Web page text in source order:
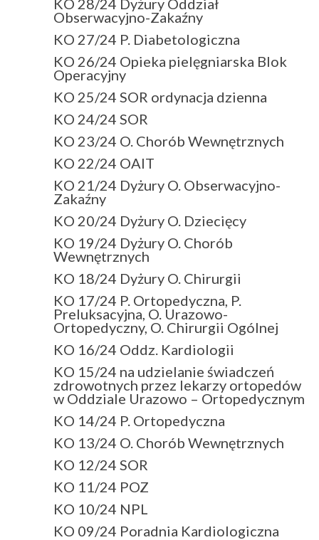
KO 28/24 Dyżury Oddział
Obserwacyjno-Zakaźny
KO 27/24 P. Diabetologiczna
KO 26/24 Opieka pielęgniarska Blok
Operacyjny
KO 25/24 SOR ordynacja dzienna
KO 24/24 SOR
KO 23/24 O. Chorób Wewnętrznych
KO 22/24 OAIT
KO 21/24 Dyżury O. Obserwacyjno-
Zakaźny
KO 20/24 Dyżury O. Dziecięcy
KO 19/24 Dyżury O. Chorób
Wewnętrznych
KO 18/24 Dyżury O. Chirurgii
KO 17/24 P. Ortopedyczna, P.
Preluksacyjna, O. Urazowo-
Ortopedyczny, O. Chirurgii Ogólnej
KO 16/24 Oddz. Kardiologii
KO 15/24 na udzielanie świadczeń
zdrowotnych przez lekarzy ortopedów
w Oddziale Urazowo – Ortopedycznym
KO 14/24 P. Ortopedyczna
KO 13/24 O. Chorób Wewnętrznych
KO 12/24 SOR
KO 11/24 POZ
KO 10/24 NPL
KO 09/24 Poradnia Kardiologiczna